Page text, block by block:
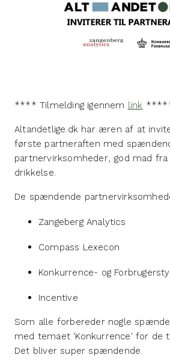
**** Tilmelding igennem link
Altandetlige.dk har æren af at
første partneraften med
partnervirksomheder, god mad fra
drikkelse.
De spændende
Zangeberg Analytics
Compass Lexecon
Konkurrence- og
Incentive
Som alle forbereder nogle
med temaet 'Konkurrence' for de
Det bliver super spændende.